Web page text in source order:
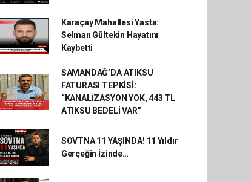
Karaçay Mahallesi Yasta:
Selman Gültekin Hayatını
Kaybetti
SAMANDAĞ’DA ATIKSU
FATURASI TEPKİSİ:
“KANALİZASYON YOK, 443 TL
ATIKSU BEDELİ VAR”
SOVTNA 11 YAŞINDA! 11 Yıldır
Gerçeğin İzinde…